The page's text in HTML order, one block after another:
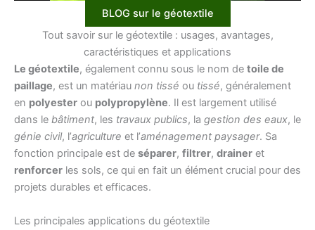
BLOG sur le géotextile
Tout savoir sur le géotextile : usages, avantages,
caractéristiques et applications
Le géotextile, également connu sous le nom de toile de
paillage, est un matériau non tissé ou tissé, généralement
en polyester ou polypropylène. Il est largement utilisé
dans le bâtiment, les travaux publics, la gestion des eaux, le
génie civil, l’agriculture et l’aménagement paysager. Sa
fonction principale est de séparer, filtrer, drainer et
renforcer les sols, ce qui en fait un élément crucial pour des
projets durables et efficaces.
Les principales applications du géotextile